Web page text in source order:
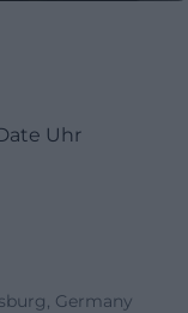
Uhr
Germany